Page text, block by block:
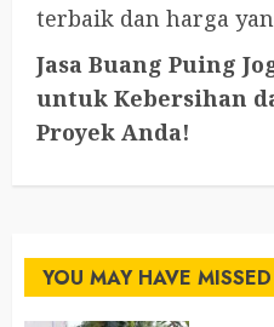
terbaik dan harga
Jasa Buang Puing
untuk Kebersihan
Proyek Anda!
YOU MAY HAVE MISSED